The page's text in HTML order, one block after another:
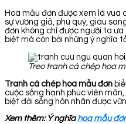
Hoa mẫu đơn được xem là vua
sự vương giả, phú quý, giàu
đơn không chỉ được người ta
biệt mà còn bởi những ý nghĩa
Treo tranh cá chép hoa
Tranh cá chép hoa mẫu đơn
cuộc sống hạnh phúc viên
biệt đời sống hôn nhân được
Xem thêm: Ý nghĩahoa mẫu